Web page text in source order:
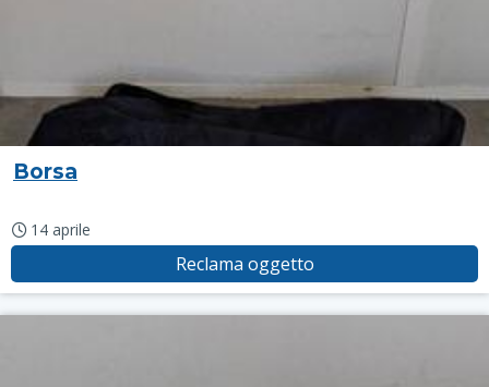
Borsa
14 aprile
Reclama oggetto